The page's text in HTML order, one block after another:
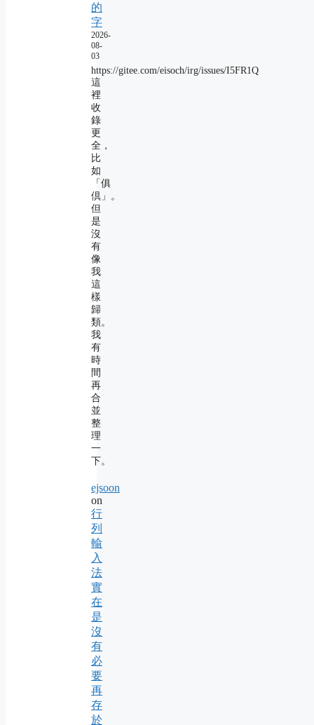
的
字
2026-
08-
03
https://gitee.com/eisoch/irg/issues/I5FR1Q
這
裡
收
錄
更
全，
比
如
「俱
倶」。
但
是
沒
有
像
我
這
樣
歸
類。
我
有
時
間
再
合
並
整
理
一
下。
ejsoon
on
行
列
輸
入
法
實
在
是
沒
有
必
要
再
存
於